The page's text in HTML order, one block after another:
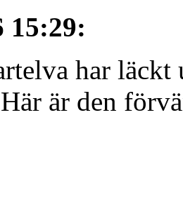
15:29:
har
är den